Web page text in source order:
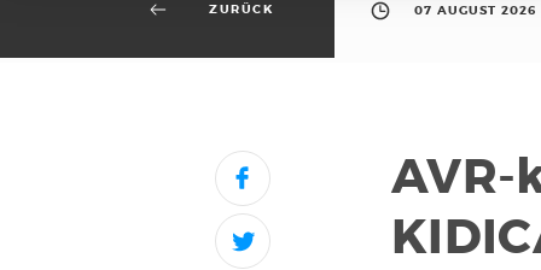
ZURÜCK 07 AUGUST 2026